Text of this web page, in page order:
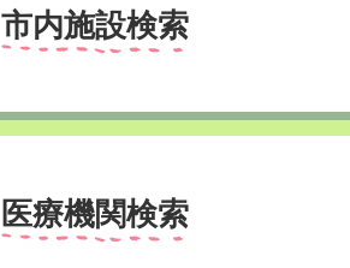
市内施設検索
医療機関検索